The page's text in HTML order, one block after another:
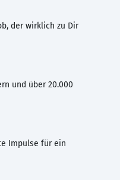
der wirklich zu Dir
und über 20.000
Impulse für ein